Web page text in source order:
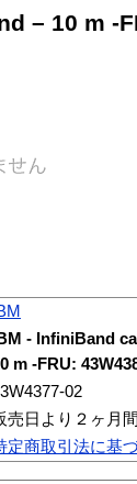
– 10 m -
IBM - InfiniBand
m -FRU:
02
売日より２ヶ月
定商取引法に基